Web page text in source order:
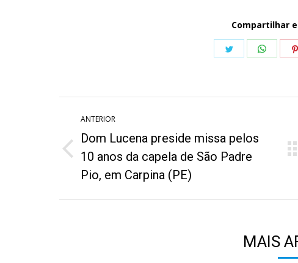
Compartilhar
Share Share
de
post:
ANTERIOR
Post
anterior:
Dom Lucena preside missa pelos
10 anos da capela de São Padre
Pio, em Carpina (PE)
MAIS